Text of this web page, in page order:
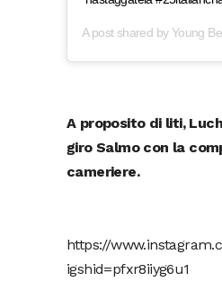
A post shared by Young
A proposito di liti,
giro Salmo con la
cameriere.
https://
igshid=pfxr8iiyg6u1